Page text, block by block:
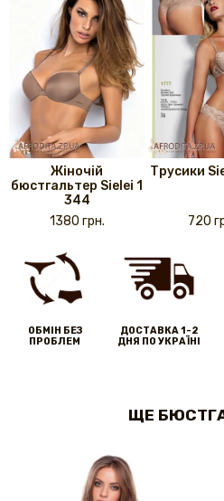
Жіночій
бюстгальтер Sielei 1
344
1380 грн.
Трусики
720
ОБМІН БЕЗ
ПРОБЛЕМ
ДОСТАВКА 1-2
ДНЯ ПО УКРАЇНІ
ЩЕ